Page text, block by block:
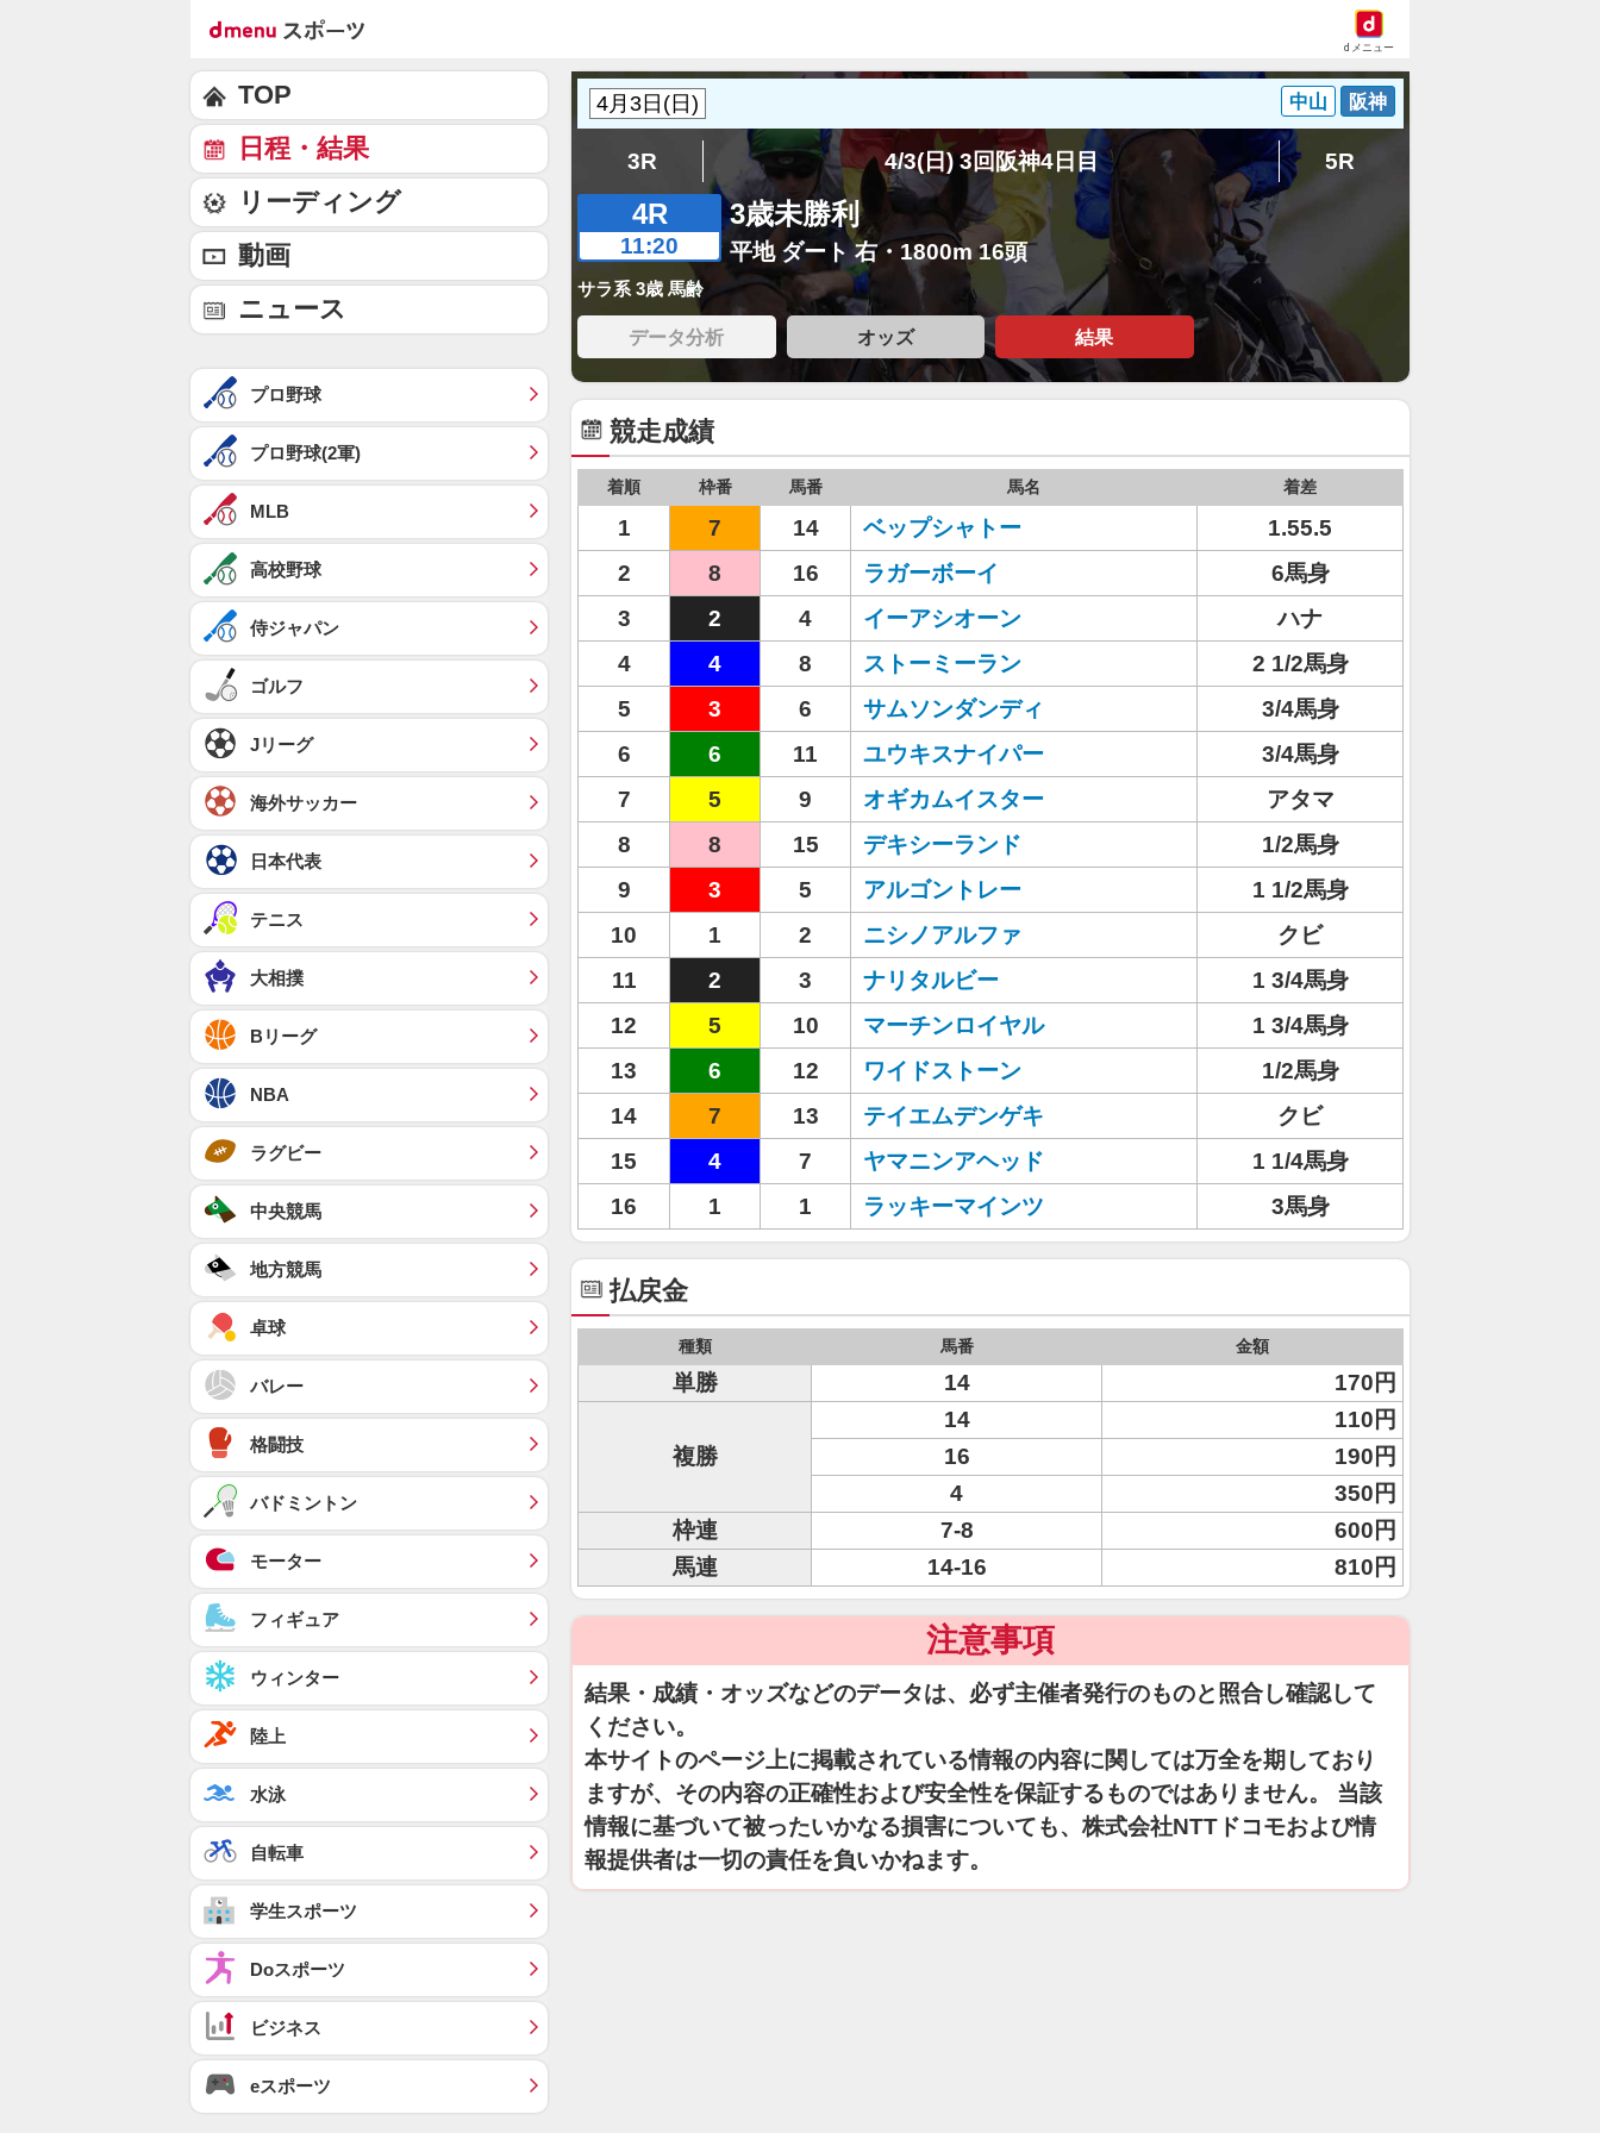
dメニュー
中山 阪神
3R 4/3(日) 3回阪神4日目 5R
4R
11:20
3歳未勝利
平地 ダート 右・1800m 16頭
サラ系 3歳 馬齢
データ分析 オッズ 結果
競走成績
着順 枠番 馬番 馬名 着差
1 7 14 ベップシャトー
1.55.5
2
8 16 ラガーボーイ
6馬身
3
2 4 イーアシオーン
ハナ
4
4 8 ストーミーラン
2 1/2馬身
5
3 6 サムソンダンディ
3/4馬身
6
6 11 ユウキスナイパー
3/4馬身
7
5 9 オギカムイスター
アタマ
8
8 15 デキシーランド
1/2馬身
9
3 5 アルゴントレー
1 1/2馬身
10
1 2 ニシノアルファ
クビ
11
2 3 ナリタルビー
1 3/4馬身
12
5 10 マーチンロイヤル
1 3/4馬身
13
6 12 ワイドストーン
1/2馬身
14
7 13 テイエムデンゲキ
クビ
15
4 7 ヤマニンアヘッド
1 1/4馬身
16
1 1 ラッキーマインツ 3馬身
払戻金
種類 馬番 金額
単勝 14 170円
複勝
14
110円
16
190円
4
350円
枠連
7-8
600円
馬連
14-16 810円
注意事項
結果・成績・オッズなどのデータは、必ず主催者発行のものと照合し確認して
ください。
本サイトのページ上に掲載されている情報の内容に関しては万全を期しており
ますが、その内容の正確性および安全性を保証するものではありません。 当該
情報に基づいて被ったいかなる損害についても、株式会社NTTドコモおよび情
報提供者は一切の責任を負いかねます。
TOP
日程・結果
リーディング
動画
ニュース
プロ野球
プロ野球(2軍)
MLB
高校野球
侍ジャパン
ゴルフ
Jリーグ
海外サッカー
日本代表
テニス
大相撲
Bリーグ
NBA
ラグビー
中央競馬
地方競馬
卓球
バレー
格闘技
バドミントン
モーター
フィギュア
ウィンター
陸上
水泳
自転車
学生スポーツ
Doスポーツ
ビジネス
eスポーツ